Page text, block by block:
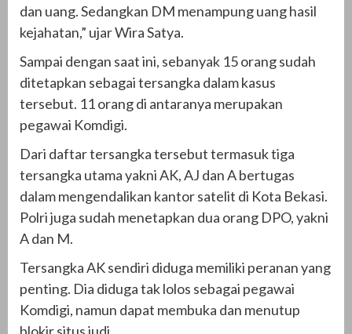
dan uang. Sedangkan DM menampung uang hasil
kejahatan,” ujar Wira Satya.
Sampai dengan saat ini, sebanyak 15 orang sudah
ditetapkan sebagai tersangka dalam kasus
tersebut. 11 orang di antaranya merupakan
pegawai Komdigi.
Dari daftar tersangka tersebut termasuk tiga
tersangka utama yakni AK, AJ dan A bertugas
dalam mengendalikan kantor satelit di Kota Bekasi.
Polri juga sudah menetapkan dua orang DPO, yakni
A dan M.
Tersangka AK sendiri diduga memiliki peranan yang
penting. Dia diduga tak lolos sebagai pegawai
Komdigi, namun dapat membuka dan menutup